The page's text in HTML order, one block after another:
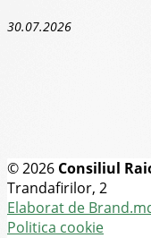
30.07.2026
© 2026 Consiliul
Trandafirilor, 2
Elaborat de
Politica cookie